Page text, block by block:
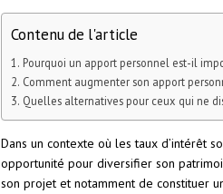
Contenu de l'article
Pourquoi un apport personnel est-il
Comment augmenter son apport
Quelles alternatives pour ceux qui ne
Dans un contexte où les taux d’intérêt
opportunité pour diversifier son
son projet et notamment de constituer